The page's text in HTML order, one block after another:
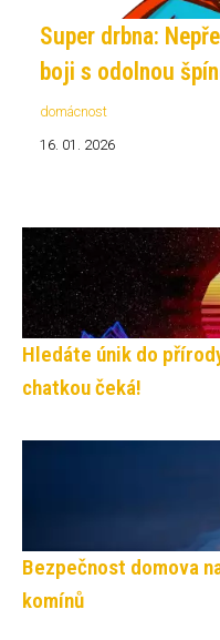
Super drbna:
boji s odolnou
domácnost
16. 01. 2026
Hledáte únik do
chatkou čeká!
Bezpečnost domova
komínů